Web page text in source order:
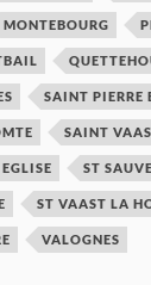
MONTEBOURG
SAINT PIERRE
SAINT
ST
ST VAAST LA
VALOGNES